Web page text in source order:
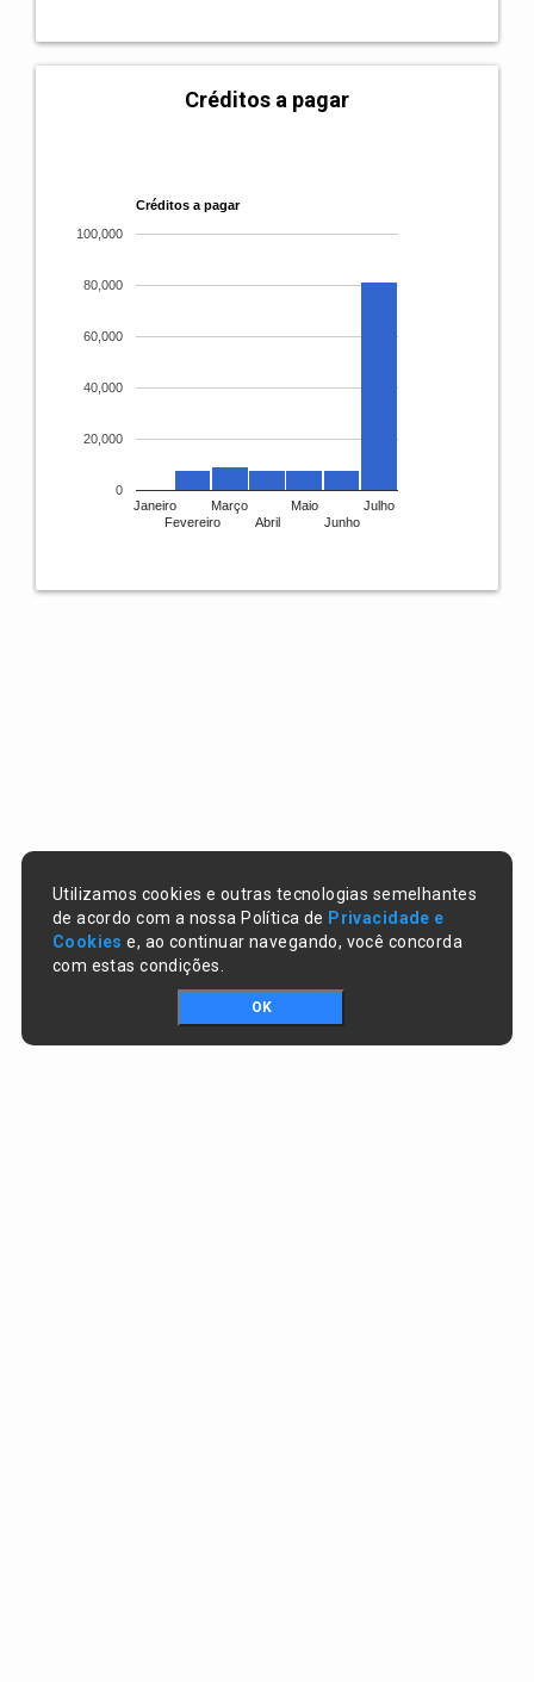
Créditos a pagar
Créditos a pagar
Janeiro
Fevereiro
Março
Abril
Maio
Junho
Julho
0
20,000
40,000
60,000
80,000
100,000
Utilizamos cookies e outras tecnologias semelhantes
de acordo com a nossa Política de Privacidade e
Cookies e, ao continuar navegando, você concorda
com estas condições.
OK